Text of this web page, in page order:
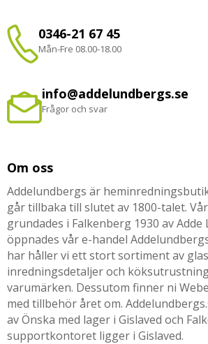
0346-21 67 45
Mån-Fre 08.00-18.00
info@addelundbergs.se
Frågor och svar
Om oss
Addelundbergs är
går tillbaka till slutet av 1800-talet.
grundades i Falkenberg 1930 av Adde
öppnades vår e-handel
har håller vi ett stort sortiment av
inredningsdetaljer och
varumärken. Dessutom finner ni
med tillbehör året om.
av Önska med lager i Gislaved och
supportkontoret ligger i Gislaved.